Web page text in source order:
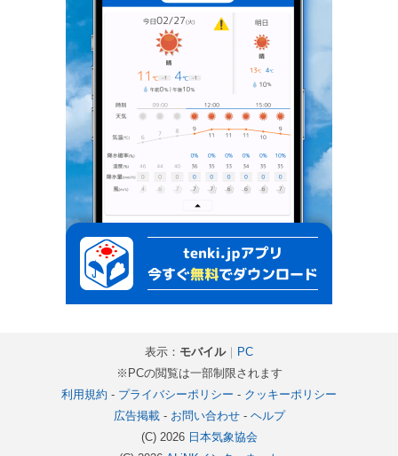
表示： モバイル｜ PC
※PCの閲覧は一部制限されます
利用規約 - プライバシーポリシー - クッキーポリシー
広告掲載- お問い合わせ- ヘルプ
(C) 2026 日本気象協会